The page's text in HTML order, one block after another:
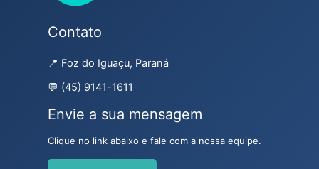
Contato
📍 Foz do Iguaçu, Paraná
💬 (45) 9141-1611
Envie a sua mensagem
Clique no link abaixo e fale com a nossa equipe.